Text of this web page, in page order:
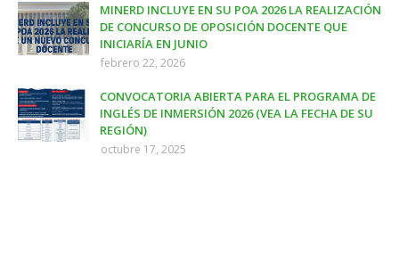
MINERD INCLUYE EN SU POA 2026 LA REALIZACIÓN
DE CONCURSO DE OPOSICIÓN DOCENTE QUE
INICIARÍA EN JUNIO
febrero 22, 2026
CONVOCATORIA ABIERTA PARA EL PROGRAMA DE
INGLÉS DE INMERSIÓN 2026 (VEA LA FECHA DE SU
REGIÓN)
octubre 17, 2025